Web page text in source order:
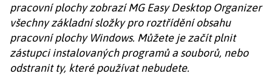
pracovní plochy zobrazí MG Easy Desktop Organizer
všechny základní složky pro roztřídění obsahu
pracovní plochy Windows. Můžete je začít plnit
zástupci instalovaných programů a souborů, nebo
odstranit ty, které používat nebudete.